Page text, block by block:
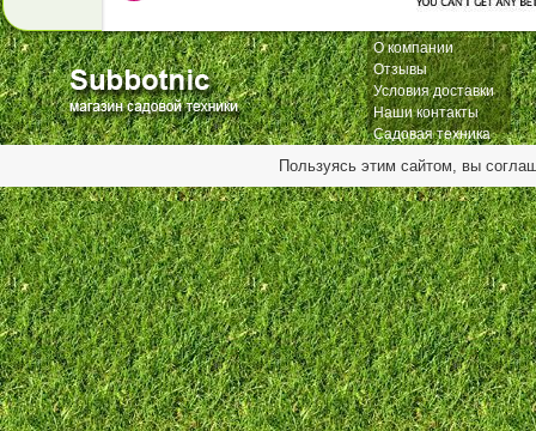
О компании
Отзывы
Условия доставки
Наши контакты
Садовая техника
Пользуясь этим сайтом, вы